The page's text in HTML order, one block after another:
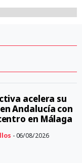
acelera su
Andalucía con
en Málaga
- 06/08/2026